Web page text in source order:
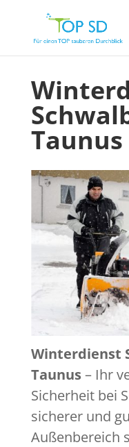
Taunus
Winterdienst
Taunus– Ihr
Sicherheit bei
sicherer und
Außenbereich